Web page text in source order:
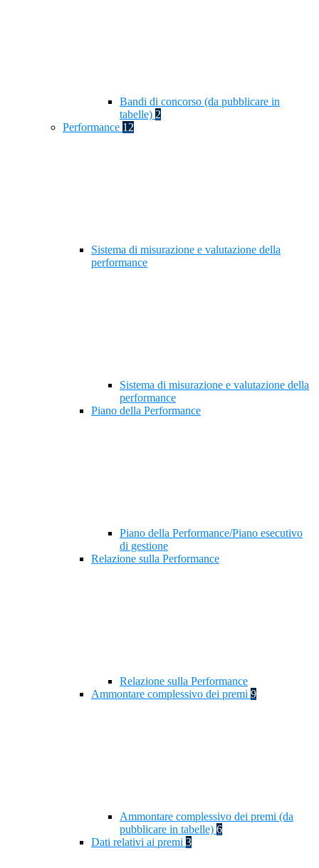
Bandi di concorso (da pubblicare in
tabelle) 2
Performance 12
Sistema di misurazione e valutazione della
performance
Sistema di misurazione e valutazione della
performance
Piano della Performance
Piano della Performance/Piano esecutivo
di gestione
Relazione sulla Performance
Relazione sulla Performance
Ammontare complessivo dei premi 9
Ammontare complessivo dei premi (da
pubblicare in tabelle) 6
Dati relativi ai premi 3